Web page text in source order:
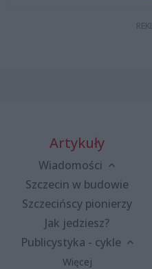
Artykuły
Wiadomości
Szczecin w budowie
Szczecińscy pionierzy
Jak jedziesz?
Publicystyka - cykle
Więcej